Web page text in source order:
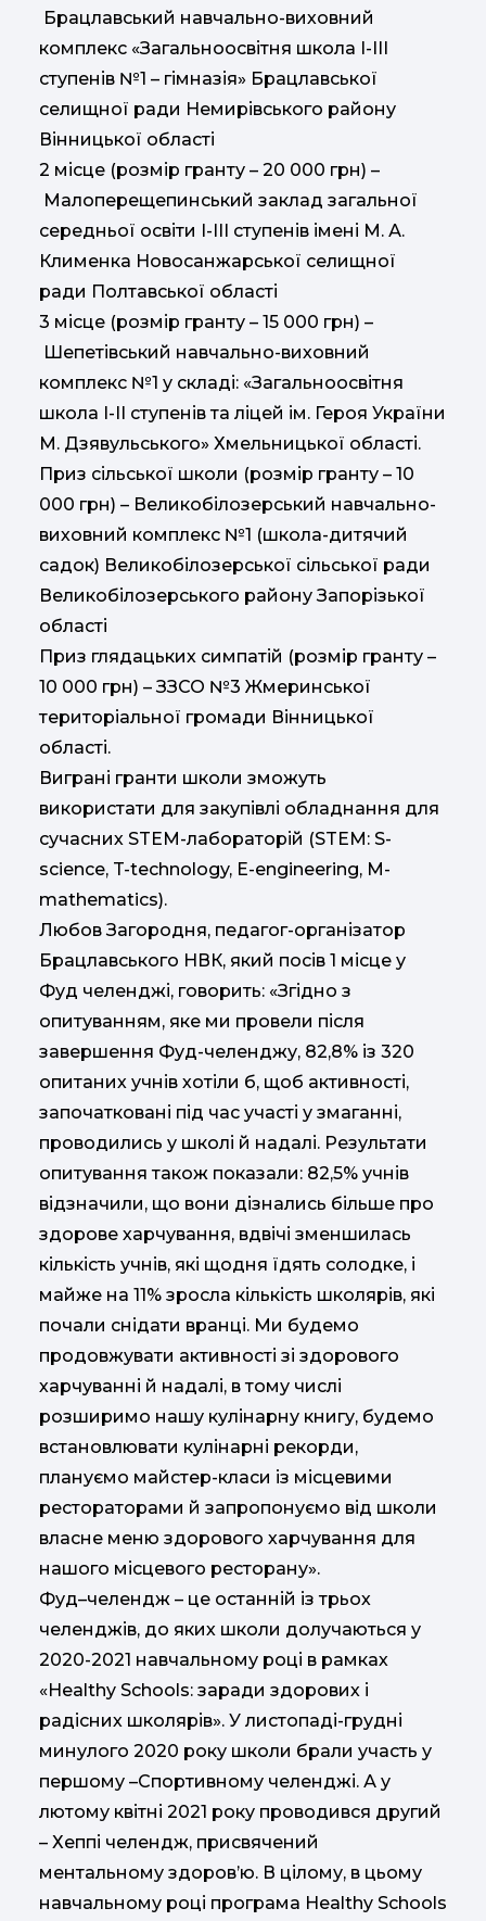
Брацлавський навчально-виховний
комплекс «Загальноосвітня школа І-ІІІ
ступенів №1 – гімназія» Брацлавської
селищної ради Немирівського району
Вінницької області
2 місце (розмір гранту – 20 000 грн) –
Малоперещепинський заклад загальної
середньої освіти І-ІІІ ступенів імені М. А.
Клименка Новосанжарської селищної
ради Полтавської області
3 місце (розмір гранту – 15 000 грн) –
Шепетівський навчально-виховний
комплекс №1 у складі: «Загальноосвітня
школа І-ІІ ступенів та ліцей ім. Героя України
М. Дзявульського» Хмельницької області.
Приз сільської школи (розмір гранту – 10
000 грн) – Великобілозерський навчально-
виховний комплекс №1 (школа-дитячий
садок) Великобілозерської сільської ради
Великобілозерського району Запорізької
області
Приз глядацьких симпатій (розмір гранту –
10 000 грн) – ЗЗСО №3 Жмеринської
територіальної громади Вінницької
області.
Виграні гранти школи зможуть
використати для закупівлі обладнання для
сучасних STEM-лабораторій (STEM: S-
science, T-technology, E-engineering, M-
mathematics).
Любов Загородня, педагог-організатор
Брацлавського НВК, який посів 1 місце у
Фуд челенджі, говорить: «Згідно з
опитуванням, яке ми провели після
завершення Фуд-челенджу, 82,8% із 320
опитаних учнів хотіли б, щоб активності,
започатковані під час участі у змаганні,
проводились у школі й надалі. Результати
опитування також показали: 82,5% учнів
відзначили, що вони дізнались більше про
здорове харчування, вдвічі зменшилась
кількість учнів, які щодня їдять солодке, і
майже на 11% зросла кількість школярів, які
почали снідати вранці. Ми будемо
продовжувати активності зі здорового
харчуванні й надалі, в тому числі
розширимо нашу кулінарну книгу, будемо
встановлювати кулінарні рекорди,
плануємо майстер-класи із місцевими
рестораторами й запропонуємо від школи
власне меню здорового харчування для
нашого місцевого ресторану».
Фуд–челендж – це останній із трьох
челенджів, до яких школи долучаються у
2020-2021 навчальному році в рамках
«Healthy Schools: заради здорових і
радісних школярів». У листопаді-грудні
минулого 2020 року школи брали участь у
першому –Спортивному челенджі. А у
лютому квітні 2021 року проводився другий
– Хеппі челендж, присвячений
ментальному здоров’ю. В цілому, в цьому
навчальному році програма Healthy Schools